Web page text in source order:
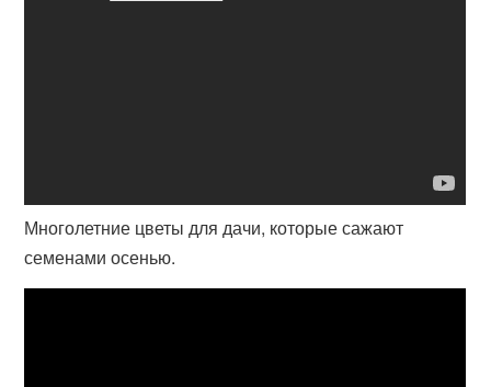
Многолетние цветы для дачи, которые сажают
семенами осенью.